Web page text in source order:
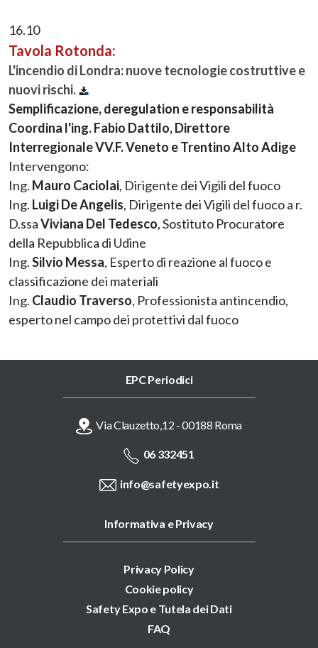
16.10
Tavola Rotonda:
L'incendio di Londra: nuove tecnologie costruttive e
nuovi rischi.
Semplificazione, deregulation e responsabilità
Coordina l'ing. Fabio Dattilo, Direttore
Interregionale VV.F. Veneto e Trentino Alto Adige
Intervengono:
Ing. Mauro Caciolai, Dirigente dei Vigili del fuoco
Ing. Luigi De Angelis, Dirigente dei Vigili del fuoco a r.
D.ssaViviana Del Tedesco, Sostituto Procuratore
della Repubblica di Udine
Ing.Silvio Messa, Esperto di reazione al fuoco e
classificazione dei materiali
Ing. Claudio Traverso, Professionista antincendio,
esperto nel campo dei protettivi dal fuoco
EPC Periodici
Via Clauzetto,12 - 00188 Roma
06 332451
info@safetyexpo.it
Informativa e Privacy
Privacy Policy
Cookie policy
Safety Expo e Tutela dei Dati
FAQ